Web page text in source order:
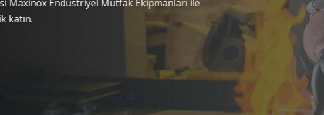
sonuçlar.